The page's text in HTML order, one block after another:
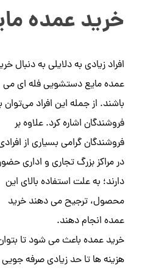
خرید عمده
افراد زیادی به دلایلی به دنبال
عمده مایع دستشویی فله ای می
باشند. از جمله این افراد می‌توان
فروشندگان اشاره کرد. علاوه بر
فروشندگان گرامی بسیاری از
در مراکز بزرگ تجاری و اداری
دارند؛ به علت استفاده بالای این
محصول، ترجیح می دهند خرید
عمده انجام دهند.
خرید عمده باعث می شود تا
هزینه ها تا حد زیادی صرفه جویی